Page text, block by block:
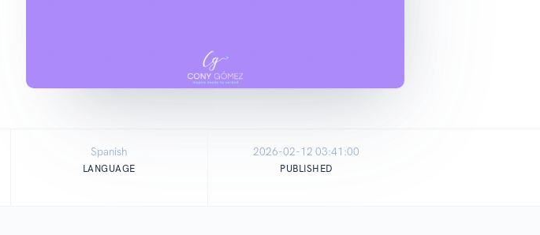
Spanish
LANGUAGE
2026-02-12 03:41:00
PUBLISHED